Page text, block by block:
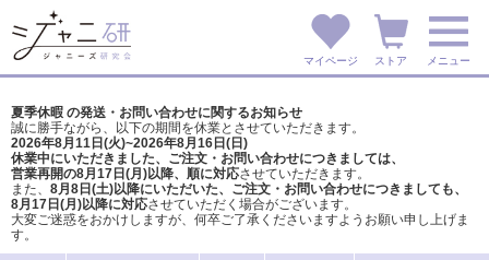
マイページ ストア メニュー
夏季休暇 の発送・お問い合わせに関するお知らせ
誠に勝手ながら、以下の期間を休業とさせていただきます。
2026年8月11日(火)~2026年8月16日(日)
休業中にいただきました、ご注文・お問い合わせにつきましては、
営業再開の8月17日(月)以降、順に対応させていただきます。
また、 8月8日(土)以降にいただいた、ご注文・ お問い合わせにつきましても、
8月17日(月)以降に対応させていただく場合がございます。
大変ご迷惑をおかけしますが、 何卒ご了承くださいますようお願い申し上げま
す。